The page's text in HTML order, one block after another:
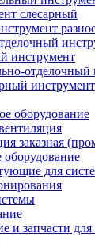
слесарный
инструмент
отделочный
инструмент
оборудование
заказная
оборудование
для
и запчасти для